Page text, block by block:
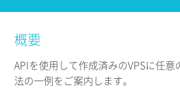
Pencil
サービス一覧
リファレンス
リリースノート
概要
APIを使用して作成済みのVPSに任
法の一例をご案内します。